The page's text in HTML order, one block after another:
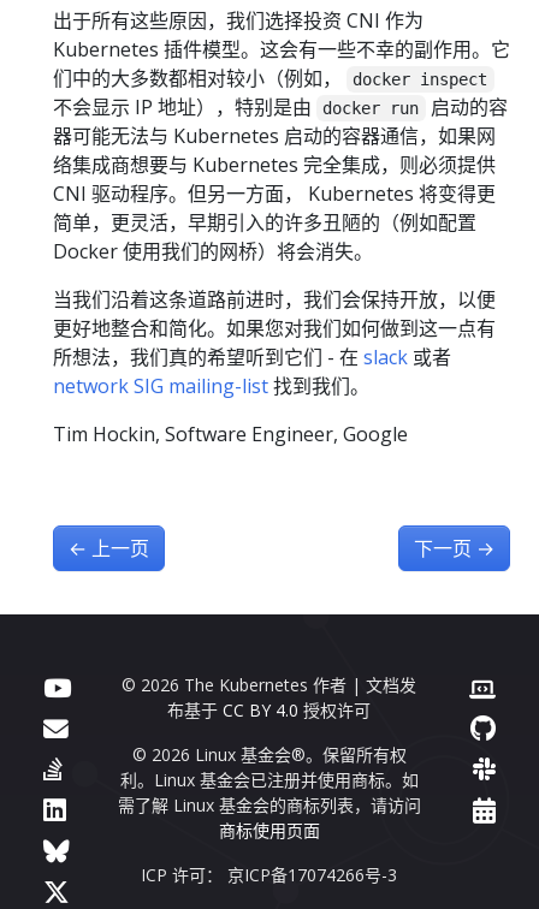
出于所有这些原因，我们选择投资 CNI 作为
Kubernetes 插件模型。这会有一些不幸的副作用。它
们中的大多数都相对较小（例如，
docker inspect
不会显示 IP 地址），特别是由 docker run
启动的容
器可能无法与 Kubernetes 启动的容器通信，如果网
络集成商想要与 Kubernetes 完全集成，则必须提供
CNI 驱动程序。但另一方面， Kubernetes 将变得更
简单，更灵活，早期引入的许多丑陋的（例如配置
Docker 使用我们的网桥）将会消失。
当我们沿着这条道路前进时，我们会保持开放，以便
更好地整合和简化。如果您对我们如何做到这一点有
所想法，我们真的希望听到它们 - 在 slack 或者
network SIG mailing-list找到我们。
Tim Hockin, Software Engineer, Google
← 上一页 下一页 →
© 2026 The Kubernetes 作者 | 文档发
布基于CC BY 4.0 授权许可
© 2026 Linux 基金会®。保留所有权
利。Linux 基金会已注册并使用商标。如
需了解 Linux 基金会的商标列表，请访问
商标使用页面
ICP 许可： 京ICP备17074266号-3